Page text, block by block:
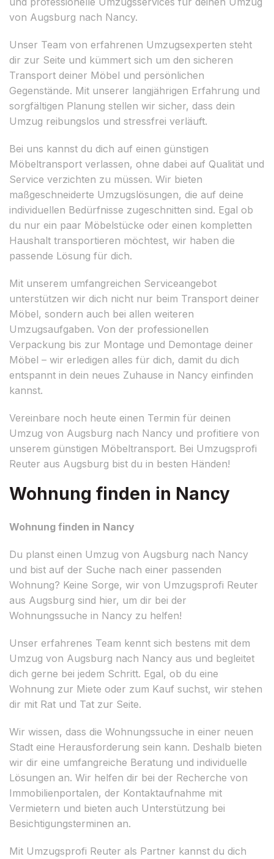
von Augsburg nach Nancy.
Unser Team von erfahrenen Umzugsexperten steht
dir zur Seite und kümmert sich um den sicheren
Transport deiner Möbel und persönlichen
Gegenstände. Mit unserer langjährigen Erfahrung und
sorgfältigen Planung stellen wir sicher, dass dein
Umzug reibungslos und stressfrei verläuft.
Bei uns kannst du dich auf einen günstigen
Möbeltransport verlassen, ohne dabei auf Qualität und
Service verzichten zu müssen. Wir bieten
maßgeschneiderte Umzugslösungen, die auf deine
individuellen Bedürfnisse zugeschnitten sind. Egal ob
du nur ein paar Möbelstücke oder einen kompletten
Haushalt transportieren möchtest, wir haben die
passende Lösung für dich.
Mit unserem umfangreichen Serviceangebot
unterstützen wir dich nicht nur beim Transport deiner
Möbel, sondern auch bei allen weiteren
Umzugsaufgaben. Von der professionellen
Verpackung bis zur Montage und Demontage deiner
Möbel – wir erledigen alles für dich, damit du dich
entspannt in dein neues Zuhause in Nancy einfinden
kannst.
Vereinbare noch heute einen Termin für deinen
Umzug von Augsburg nach Nancy und profitiere von
unserem günstigen Möbeltransport. Bei Umzugsprofi
Reuter aus Augsburg bist du in besten Händen!
Wohnung finden in Nancy
Wohnung finden in Nancy
Du planst einen Umzug von Augsburg nach Nancy
und bist auf der Suche nach einer passenden
Wohnung? Keine Sorge, wir von Umzugsprofi Reuter
aus Augsburg sind hier, um dir bei der
Wohnungssuche in Nancy zu helfen!
Unser erfahrenes Team kennt sich bestens mit dem
Umzug von Augsburg nach Nancy aus und begleitet
dich gerne bei jedem Schritt. Egal, ob du eine
Wohnung zur Miete oder zum Kauf suchst, wir stehen
dir mit Rat und Tat zur Seite.
Wir wissen, dass die Wohnungssuche in einer neuen
Stadt eine Herausforderung sein kann. Deshalb bieten
wir dir eine umfangreiche Beratung und individuelle
Lösungen an. Wir helfen dir bei der Recherche von
Immobilienportalen, der Kontaktaufnahme mit
Vermietern und bieten auch Unterstützung bei
Besichtigungsterminen an.
Mit Umzugsprofi Reuter als Partner kannst du dich